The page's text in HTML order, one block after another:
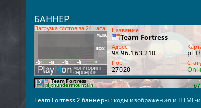
БАННЕР
Team Fortress 2 баннеры : коды изображения и HTML-